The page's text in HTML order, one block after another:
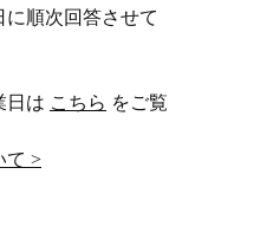
順次回答させて
日は こちら をご覧
て >